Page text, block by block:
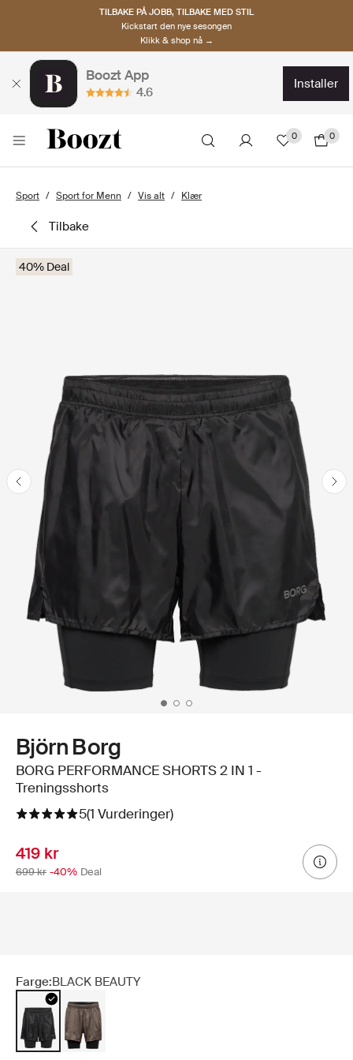
TILBAKE PÅ JOBB, TILBAKE MED STIL
Kickstart den nye sesongen
Klikk & shop nå →
Boozt App
4.6
installer
0 0
Sport Sport for Menn Vis alt Klær
tilbake
40% Deal
Björn Borg
BORG PERFORMANCE SHORTS 2 IN 1 -
Treningsshorts
5(1 Vurderinger)
419 kr
699 kr -40% Deal
Farge:BLACK BEAUTY